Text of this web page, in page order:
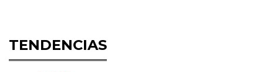
TENDENCIAS